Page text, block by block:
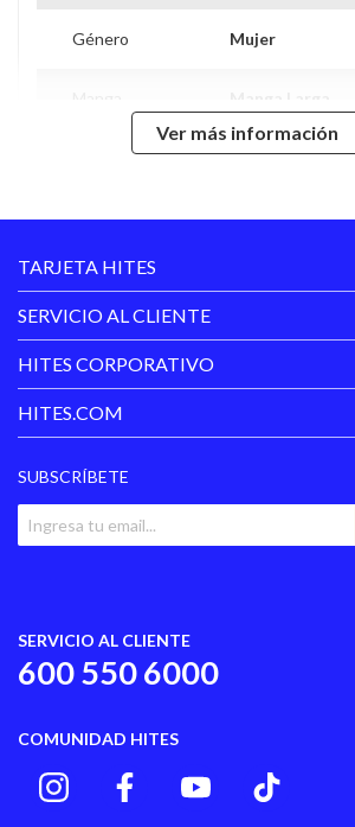
Género Mujer
Composición 100% Polyester
Prenda
Modelo
Largo
Material
Diseno
Cierre
Bolsillos
Ver más información
TARJETA HITES
SERVICIO AL CLIENTE
HITES CORPORATIVO
HITES.COM
SUBSCRÍBETE
SERVICIO AL CLIENTE
600 550 6000
COMUNIDAD HITES